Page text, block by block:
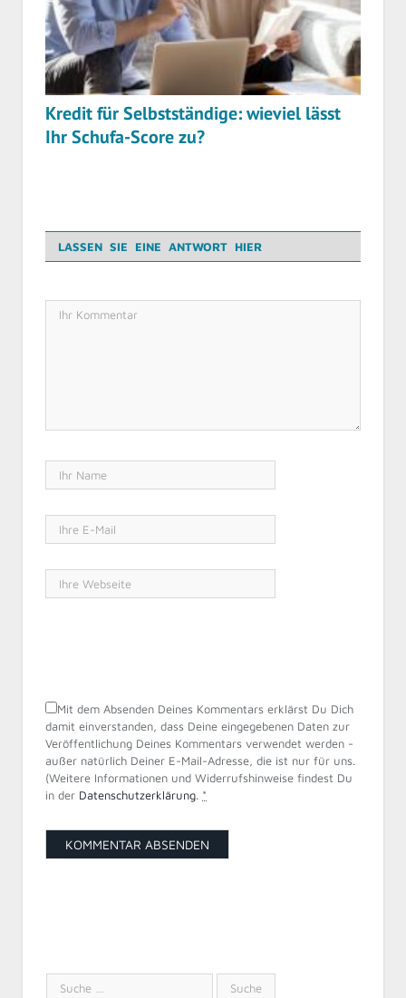
Kredit für Selbstständige: wieviel lässt
Ihr Schufa-Score zu?
LASSEN SIE EINE ANTWORT HIER
Mit dem Absenden Deines Kommentars erklärst Du Dich
damit einverstanden, dass Deine eingegebenen Daten zur
Veröffentlichung Deines Kommentars verwendet werden -
außer natürlich Deiner E-Mail-Adresse, die ist nur für uns.
(Weitere Informationen und Widerrufshinweise findest Du
in der Datenschutzerklärung. *